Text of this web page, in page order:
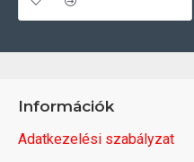
Információk
Adatkezelési szabályzat